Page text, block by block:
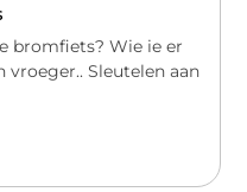
bromfiets? Wie ie er
Sleutelen aan